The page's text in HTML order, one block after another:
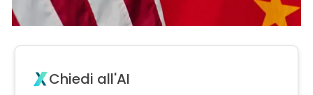
Chiedi all'AI